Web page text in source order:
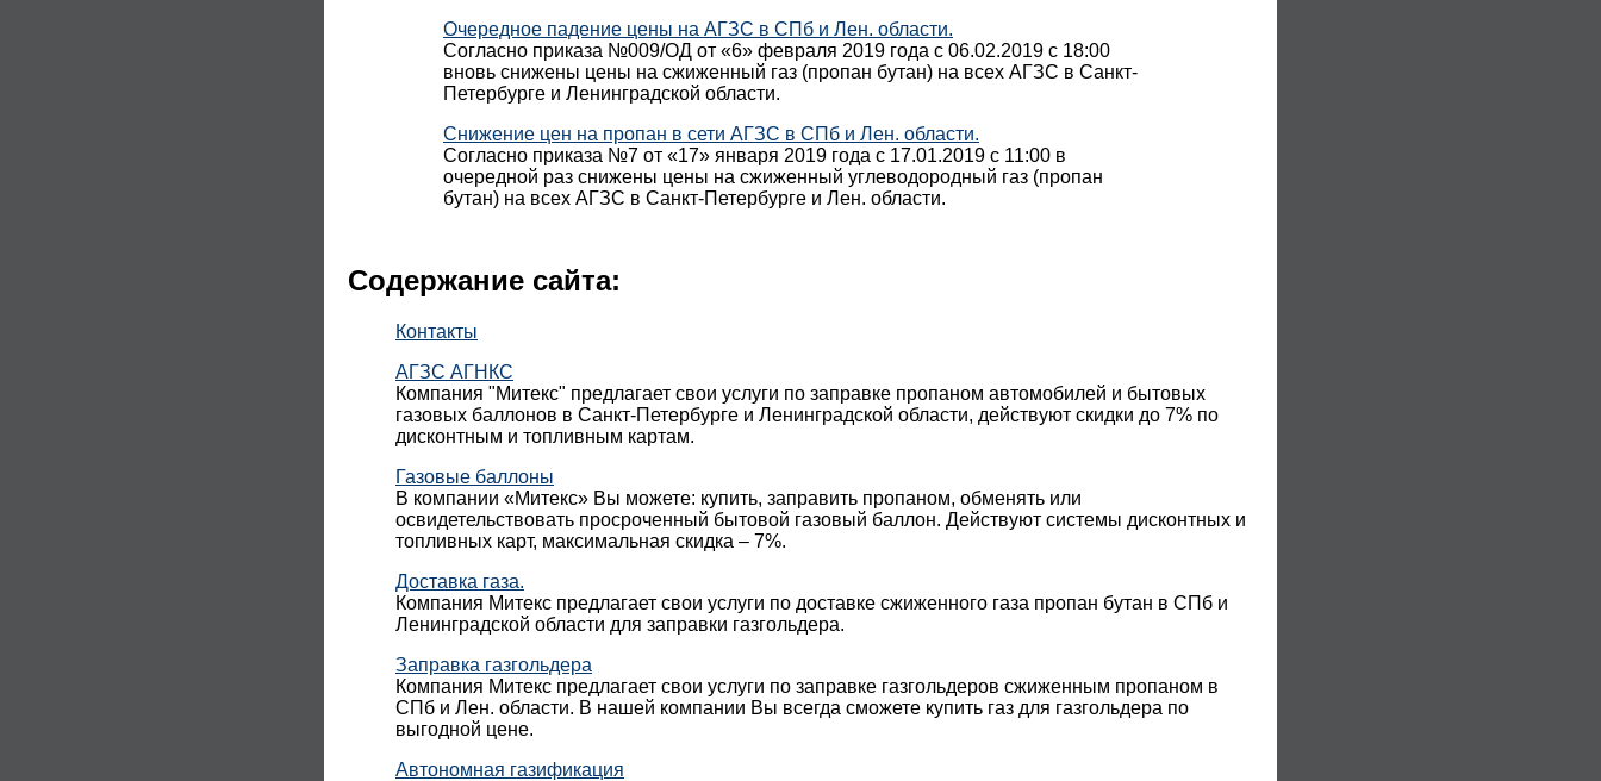
Очередное падение цены на АГЗС в СПб и Лен. области.
Согласно приказа №009/ОД от «6» февраля 2019 года с 06.02.2019 с 18:00
вновь снижены цены на сжиженный газ (пропан бутан) на всех АГЗС в Санкт-
Петербурге и Ленинградской области.
Снижение цен на пропан в сети АГЗС в СПб и Лен. области.
Согласно приказа №7 от «17» января 2019 года с 17.01.2019 с 11:00 в
очередной раз снижены цены на сжиженный углеводородный газ (пропан
бутан) на всех АГЗС в Санкт-Петербурге и Лен. области.
Содержание сайта:
Контакты
АГЗС АГНКС
Компания "Митекс" предлагает свои услуги по заправке пропаном автомобилей и бытовых
газовых баллонов в Санкт-Петербурге и Ленинградской области, действуют скидки до 7% по
дисконтным и топливным картам.
Газовые баллоны
В компании «Митекс» Вы можете: купить, заправить пропаном, обменять или
освидетельствовать просроченный бытовой газовый баллон. Действуют системы дисконтных и
топливных карт, максимальная скидка – 7%.
Доставка газа.
Компания Митекс предлагает свои услуги по доставке сжиженного газа пропан бутан в СПб и
Ленинградской области для заправки газгольдера.
Заправка газгольдера
Компания Митекс предлагает свои услуги по заправке газгольдеров сжиженным пропаном в
СПб и Лен. области. В нашей компании Вы всегда сможете купить газ для газгольдера по
выгодной цене.
Автономная газификация